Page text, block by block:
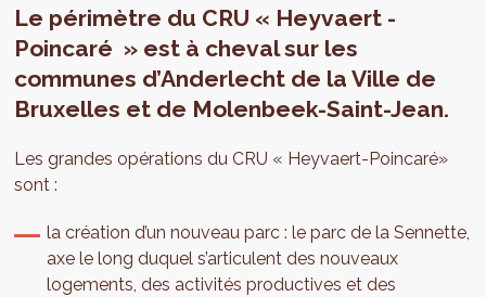
Le périmètre du CRU « Heyvaert -
Poincaré » est à cheval sur les
communes d’Anderlecht de la Ville de
Bruxelles et de Molenbeek-Saint-Jean.
Les grandes opérations du CRU « Heyvaert-Poincaré»
sont :
la création d’un nouveau parc : le parc de la Sennette,
axe le long duquel s’articulent des nouveaux
logements, des activités productives et des